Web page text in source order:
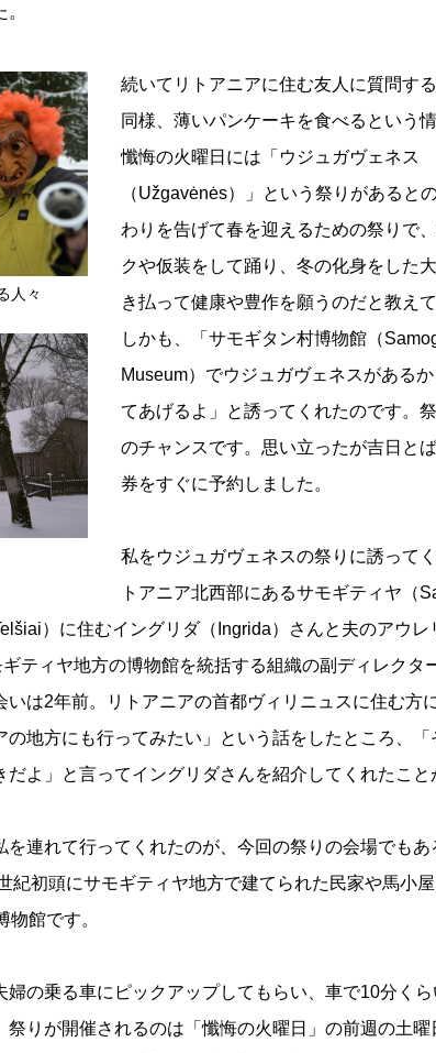
人々
続いてリトアニアに住む友人に質問す
同様、薄いパンケーキを食べるという情
懺悔の火曜日には「ウジュガヴェネス
（Užgavėnės）」という祭りがあると
わりを告げて春を迎えるための祭りで
クや仮装をして踊り、冬の化身をした
き払って健康や豊作を願うのだと教えて
しかも、「サモギタン村博物館（
Museum）でウジュガヴェネスがある
てあげるよ」と誘ってくれたのです。
のチャンスです。思い立ったが吉日と
券をすぐに予約しました。
私をウジュガヴェネスの祭りに誘って
トアニア北西部にあるサモギティヤ（
）に住むイングリダ（Ingrida）さんと夫のアウレ
ティヤ地方の博物館を統括する組織の副ディレクタ
いは2年前。リトアニアの首都ヴィリニュスに住む方
地方にも行ってみたい」という話をしたところ、「
だよ」と言ってイングリダさんを紹介してくれたこと
を連れて行ってくれたのが、今回の祭りの会場でもあ
紀初頭にサモギティヤ地方で建てられた民家や馬小屋
館です。
の乗る車にピックアップしてもらい、車で10分く
祭りが開催されるのは「懺悔の火曜日」の前週の土曜